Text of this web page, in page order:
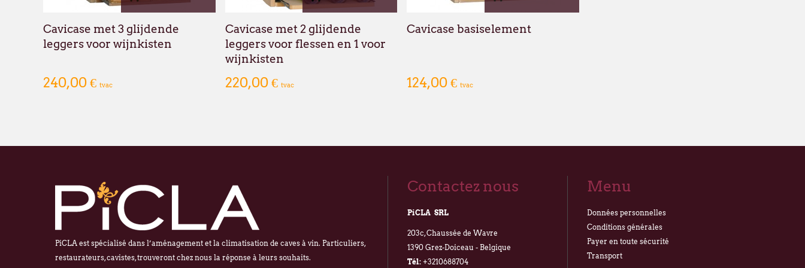
Cavicase met 3 glijdende
leggers voor wijnkisten
240,00 € tvac
Cavicase met 2 glijdende
leggers voor flessen en 1 voor
wijnkisten
220,00 € tvac
Cavicase basiselement
124,00 €tvac
PiCLA est spécialisé dans l’aménagement et la climatisation de caves à vin. Particuliers,
restaurateurs, cavistes, trouveront chez nous la réponse à leurs souhaits.
Contactez nous
PiCLA SRL
203c, Chaussée de Wavre
1390 Grez-Doiceau - Belgique
Tél: +3210688704
Menu
Données personnelles
Conditions générales
Payer en toute sécurité
Transport